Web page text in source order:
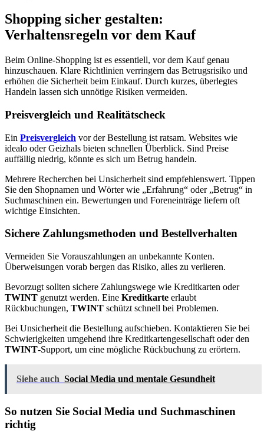
Shopping sicher gestalten:
Verhaltensregeln vor dem Kauf
Beim Online-Shopping ist es essentiell, vor dem Kauf genau
hinzuschauen. Klare Richtlinien verringern das Betrugsrisiko und
erhöhen die Sicherheit beim Einkauf. Durch kurzes, überlegtes
Handeln lassen sich unnötige Risiken vermeiden.
Preisvergleich und Realitätscheck
Ein Preisvergleich vor der Bestellung ist ratsam. Websites wie
idealo oder Geizhals bieten schnellen Überblick. Sind Preise
auffällig niedrig, könnte es sich um Betrug handeln.
Mehrere Recherchen bei Unsicherheit sind empfehlenswert. Tippen
Sie den Shopnamen und Wörter wie „Erfahrung“ oder „Betrug“ in
Suchmaschinen ein. Bewertungen und Foreneinträge liefern oft
wichtige Einsichten.
Sichere Zahlungsmethoden und Bestellverhalten
Vermeiden Sie Vorauszahlungen an unbekannte Konten.
Überweisungen vorab bergen das Risiko, alles zu verlieren.
Bevorzugt sollten sichere Zahlungswege wie Kreditkarten oder
TWINT genutzt werden. Eine Kreditkarte erlaubt
Rückbuchungen, TWINT schützt schnell bei Problemen.
Bei Unsicherheit die Bestellung aufschieben. Kontaktieren Sie bei
Schwierigkeiten umgehend ihre Kreditkartengesellschaft oder den
TWINT-Support, um eine mögliche Rückbuchung zu erörtern.
Siehe auch Social Media und mentale Gesundheit
So nutzen Sie Social Media und Suchmaschinen
richtig